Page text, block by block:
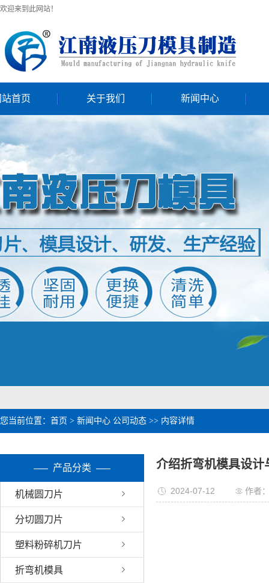
欢迎来到此网站！
首页 关于我们 新闻中心
您当前位置： 首页 > 新闻中心 公司动态 >> 内容详情
产品分类
机械圆刀片
分切圆刀片
塑料粉碎机刀片
折弯机模具
介绍折弯机模具设计
2024-07-12 作者